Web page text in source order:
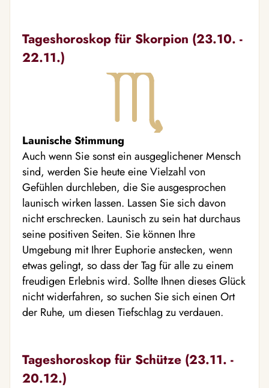
Tageshoroskop für Skorpion (23.10. -
22.11.)
Launische Stimmung
Auch wenn Sie sonst ein ausgeglichener Mensch
sind, werden Sie heute eine Vielzahl von
Gefühlen durchleben, die Sie ausgesprochen
launisch wirken lassen. Lassen Sie sich davon
nicht erschrecken. Launisch zu sein hat durchaus
seine positiven Seiten. Sie können Ihre
Umgebung mit Ihrer Euphorie anstecken, wenn
etwas gelingt, so dass der Tag für alle zu einem
freudigen Erlebnis wird. Sollte Ihnen dieses Glück
nicht widerfahren, so suchen Sie sich einen Ort
der Ruhe, um diesen Tiefschlag zu verdauen.
Tageshoroskop für Schütze (23.11. -
20.12.)